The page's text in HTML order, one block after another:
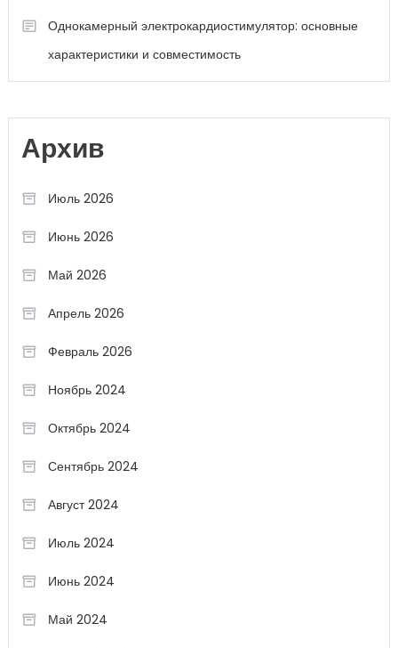
Однокамерный электрокардиостимулятор: основные
характеристики и совместимость
Архив
Июль 2026
Июнь 2026
Май 2026
Апрель 2026
Февраль 2026
Ноябрь 2024
Октябрь 2024
Сентябрь 2024
Август 2024
Июль 2024
Июнь 2024
Май 2024